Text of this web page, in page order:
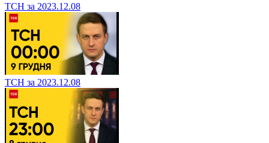
ТСН за 2023.12.08
ТСН за 2023.12.08